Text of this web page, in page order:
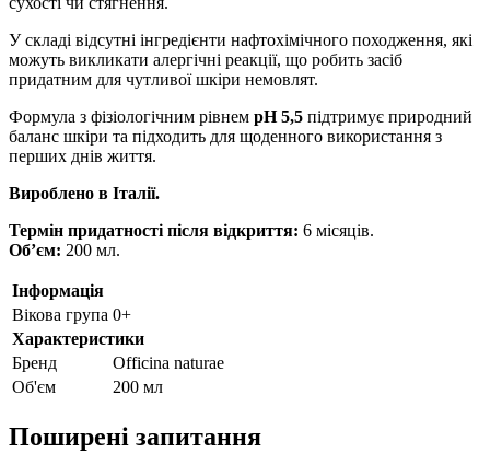
У складі відсутні інгредієнти нафтохімічного походження, які
можуть викликати алергічні реакції, що робить засіб
придатним для чутливої шкіри немовлят.
Формула з фізіологічним рівнем pH 5,5 підтримує природний
баланс шкіри та підходить для щоденного використання з
перших днів життя.
Вироблено в Італії.
Термін придатності після відкриття: 6 місяців.
Об’єм: 200 мл.
Інформація
Вікова група 0+
Характеристики
Бренд
Officina naturae
Об'єм
200 мл
Поширені запитання